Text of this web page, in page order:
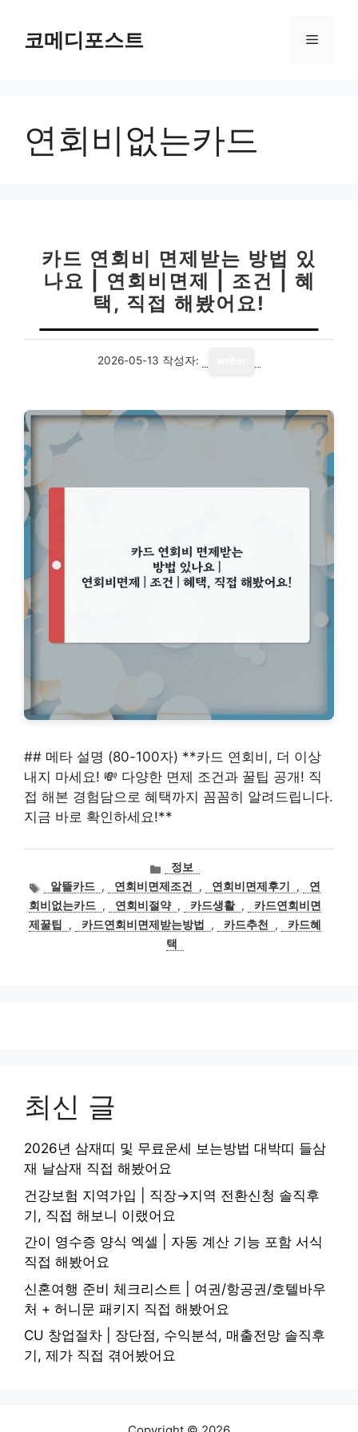
코메디포스트 메
연회비없는카드
카드 연회비 면제받는 방법 있
나요 | 연회비면제 | 조건 | 혜
택, 직접 해봤어요!
2026-05-13 작성자:
## 메타 설명 (80-100자) **카드 연회비, 더 이상
내지 마세요! 💸 다양한 면제 조건과 꿀팁 공개! 직
접 해본 경험담으로 혜택까지 꼼꼼히 알려드립니다.
지금 바로 확인하세요!**
카
테
고
리
정보
태
그
알뜰카드 , 연회비면제조건 , 연회비면제후기 ,
연
회비없는카드 , 연회비절약 , 카드생활 ,
카드연회비면
제꿀팁
, 카드연회비면제받는방법 , 카드추천 ,
카드혜
택
최신 글
2026년 삼재띠 및 무료운세 보는방법 대박띠 들삼
재 날삼재 직접 해봤어요
건강보험 지역가입 | 직장→지역 전환신청 솔직후
기, 직접 해보니 이랬어요
간이 영수증 양식 엑셀 | 자동 계산 기능 포함 서식
직접 해봤어요
신혼여행 준비 체크리스트 | 여권/항공권/호텔바우
처 + 허니문 패키지 직접 해봤어요
CU 창업절차 | 장단점, 수익분석, 매출전망 솔직후
기, 제가 직접 겪어봤어요